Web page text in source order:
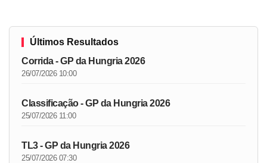
Últimos Resultados
Corrida - GP da Hungria 2026
26/07/2026 10:00
Classificação - GP da Hungria 2026
25/07/2026 11:00
TL3 - GP da Hungria 2026
25/07/2026 07:30